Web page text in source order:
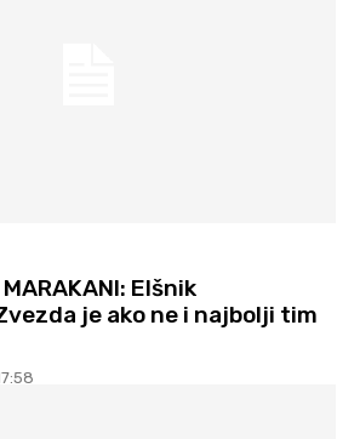
Elšnik
je ako ne i najbolji tim